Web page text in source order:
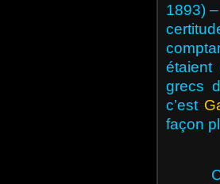
1893)
étaient
grecs
c’est
façon